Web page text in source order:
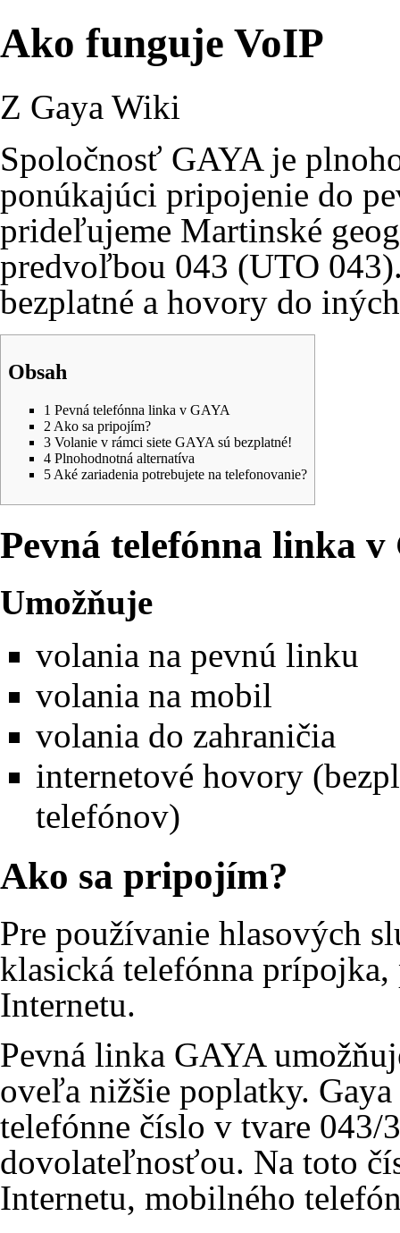
Ako funguje VoIP
Z Gaya Wiki
Spoločnosť GAYA je
ponúkajúci pripojenie do
prideľujeme Martinské
predvoľbou 043 (UTO
bezplatné a hovory do
Obsah
1 Pevná telefónna linka v GAYA
2 Ako sa pripojím?
3 Volanie v rámci siete GAYA sú bezplatné!
4 Plnohodnotná alternatíva
5 Aké zariadenia potrebujete na telefonovanie?
Pevná telefónna linka v
Umožňuje
volania na pevnú linku
volania na mobil
volania do zahraničia
internetové hovory
telefónov)
Ako sa pripojím?
Pre používanie hlasových
klasická telefónna
Internetu.
Pevná linka GAYA
oveľa nižšie poplatky.
telefónne číslo v tvare 043/
dovolateľnosťou. Na toto
Internetu, mobilného